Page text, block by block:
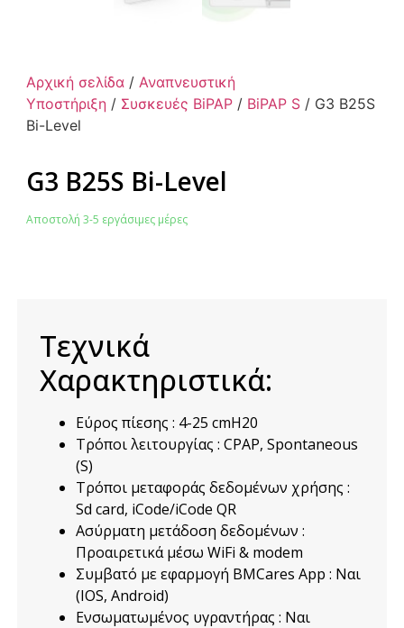
Αρχική σελίδα/ Αναπνευστική
Υποστήριξη/ Συσκευές BiPAP/ BiPAP S/ G3 B25S
Bi-Level
G3 B25S Bi-Level
Αποστολή 3-5 εργάσιμες μέρες
Τεχνικά
Χαρακτηριστικά:
Εύρος πίεσης : 4-25 cmH20
Τρόποι λειτουργίας : CPAP, Spontaneous
(S)
Τρόποι μεταφοράς δεδομένων χρήσης :
Sd card, iCode/iCode QR
Ασύρματη μετάδοση δεδομένων :
Προαιρετικά μέσω WiFi & modem
Συμβατό με εφαρμογή BMCares App : Ναι
(IOS, Android)
Ενσωματωμένος υγραντήρας : Ναι